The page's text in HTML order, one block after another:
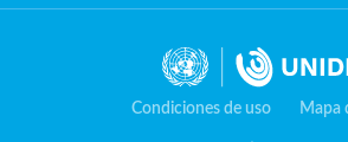
Condiciones de uso Mapa